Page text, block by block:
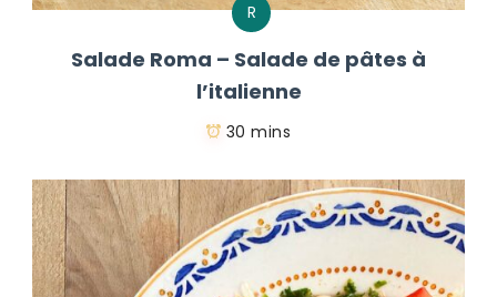
R
Salade Roma – Salade de pâtes à
l’italienne
30 mins